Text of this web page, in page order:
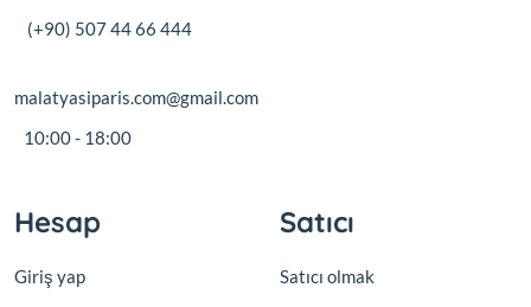
(+90) 507 44 66 444
malatyasiparis.com@gmail.com
10:00 - 18:00
Hesap
Giriş yap
Satıcı
Satıcı olmak